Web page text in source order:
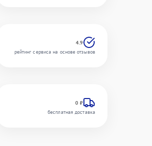
4.9
рейтинг сервиса на основе отзывов
0 ₽
бесплатная доставка